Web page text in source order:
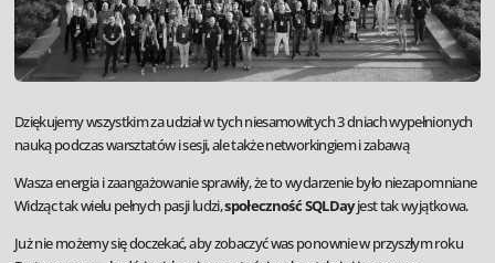
Dziękujemy wszystkim za udział w tych niesamowitych 3 dniach wypełnionych
nauką podczas warsztatów i sesji, ale także networkingiem i zabawą
Wasza energia i zaangażowanie sprawiły, że to wydarzenie było niezapomniane
Widząc tak wielu pełnych pasji ludzi,społeczność SQLDayjest tak wyjątkowa.
Już nie możemy się doczekać, aby zobaczyć was ponownie w przyszłym roku